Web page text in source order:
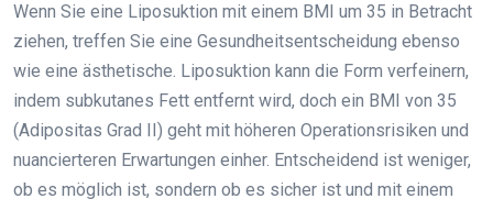
Wenn Sie eine Liposuktion mit einem BMI um 35 in Betracht
ziehen, treffen Sie eine Gesundheitsentscheidung ebenso
wie eine ästhetische. Liposuktion kann die Form verfeinern,
indem subkutanes Fett entfernt wird, doch ein BMI von 35
(Adipositas Grad II) geht mit höheren Operationsrisiken und
nuancierteren Erwartungen einher. Entscheidend ist weniger,
ob es möglich ist, sondern ob es sicher ist und mit einem